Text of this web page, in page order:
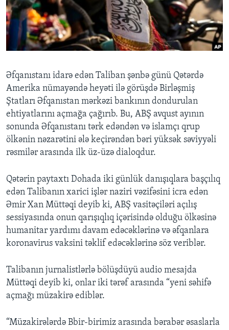
BIZI IZLƏYIN
Dillər
Əfqanıstanı idarə edən Taliban şənbə günü Qətərdə
Amerika nümayəndə heyəti ilə görüşdə Birləşmiş
Ştatları Əfqanıstan mərkəzi bankının dondurulan
ehtiyatlarını açmağa çağırıb. Bu, ABŞ avqust ayının
sonunda Əfqanıstanı tərk edəndən və islamçı qrup
ölkənin nəzarətini ələ keçirəndən bəri yüksək səviyyəli
rəsmilər arasında ilk üz-üzə dialoqdur.
Qətərin paytaxtı Dohada iki günlük danışıqlara başçılıq
edən Talibanın xarici işlər naziri vəzifəsini icra edən
Əmir Xan Müttəqi deyib ki, ABŞ vasitəçiləri açılış
sessiyasında onun qarışıqlıq içərisində olduğu ölkəsinə
humanitar yardımı davam edəcəklərinə və əfqanlara
koronavirus vaksini təklif edəcəklərinə söz veriblər.
Talibanın jurnalistlərlə bölüşdüyü audio mesajda
Müttəqi deyib ki, onlar iki tərəf arasında “yeni səhifə
açmağı müzakirə ediblər.
“Müzakirələrdə Bbir-birimiz arasında bərabər əsaslarla